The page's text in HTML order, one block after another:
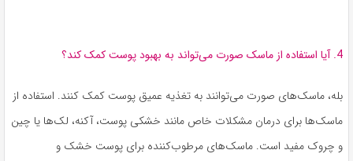
4. آیا استفاده از ماسک صورت می‌تواند به بهبود پوست کمک کند؟
بله، ماسک‌های صورت می‌توانند به تغذیه عمیق پوست کمک کنند. استفاده از
ماسک‌ها برای درمان مشکلات خاص مانند خشکی پوست، آکنه، لک‌ها یا چین
و چروک مفید است. ماسک‌های مرطوب‌کننده برای پوست خشک و